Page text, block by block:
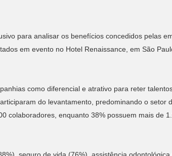
para analisar os benefícios concedidos pelas
em evento no Hotel Renaissance, em São
como diferencial e atrativo para reter
do levantamento, predominando o setor
colaboradores, enquanto 38% possuem mais de